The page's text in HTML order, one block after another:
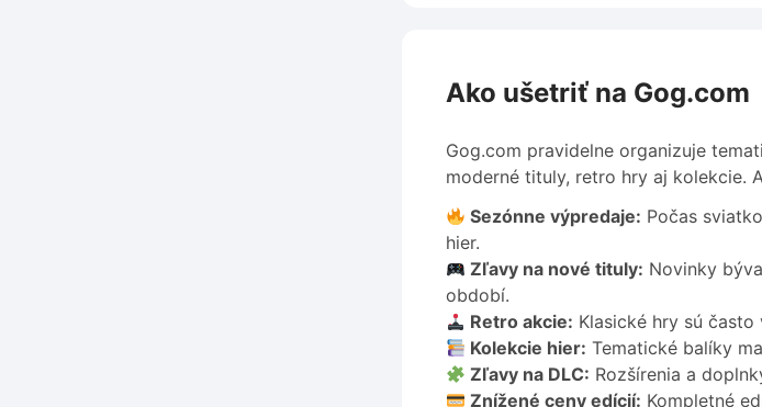
Ako ušetriť na Gog.com
Gog.com pravidelne organizuje
moderné tituly, retro hry aj kolekcie.
Sezónne výpredaje: Počas
hier.
Zľavy na nové tituly: Novinky
období.
Retro akcie: Klasické hry sú
Kolekcie hier: Tematické balíky
Zľavy na DLC: Rozšírenia a
Znížené ceny edícií: Kompletné